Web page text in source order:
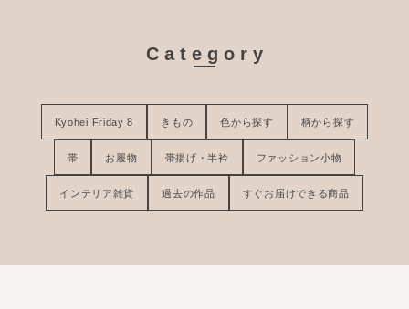
Category
Kyohei Friday 8 きもの 色から探す 柄から探す
帯 お履物 帯揚げ・半衿 ファッション小物
インテリア雑貨 過去の作品 すぐお届けできる商品